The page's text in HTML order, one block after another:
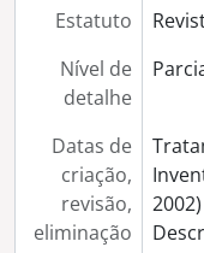
Estatuto
Nível de
detalhe
Datas de
criação,
revisão,
eliminação
2002)